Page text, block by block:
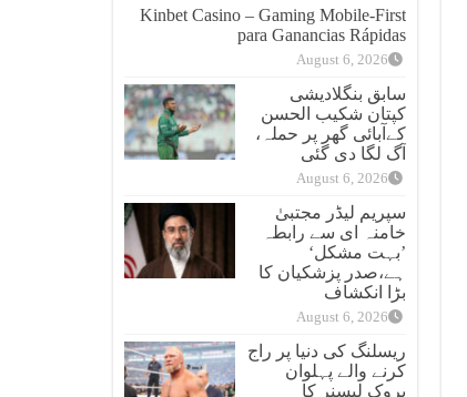
Kinbet Casino – Gaming Mobile‑First
para Ganancias Rápidas
August 6, 2026
سابق بنگلادیشی
کپتان شکیب الحسن
کےآبائی گھر پر حملہ،
آگ لگا دی گئی
August 6, 2026
سپریم لیڈر مجتبیٰ
خامنہ ای سے رابطہ
’بہت مشکل‘
ہے،صدر پزشکیان کا
بڑا انکشاف
August 6, 2026
ریسلنگ کی دنیا پر راج
کرنے والے پہلوان
بروک لیسنر کا